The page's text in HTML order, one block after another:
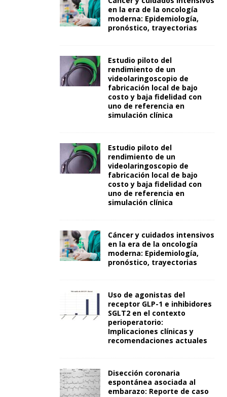
en la era de la oncología
moderna: Epidemiología,
pronóstico, trayectorias
Estudio piloto del
rendimiento de un
videolaringoscopio de
fabricación local de bajo
costo y baja fidelidad con
uno de referencia en
simulación clínica
Estudio piloto del
rendimiento de un
videolaringoscopio de
fabricación local de bajo
costo y baja fidelidad con
uno de referencia en
simulación clínica
Cáncer y cuidados intensivos
en la era de la oncología
moderna: Epidemiología,
pronóstico, trayectorias
Uso de agonistas del
receptor GLP-1 e inhibidores
SGLT2 en el contexto
perioperatorio:
Implicaciones clínicas y
recomendaciones actuales
Disección coronaria
espontánea asociada al
embarazo: Reporte de caso